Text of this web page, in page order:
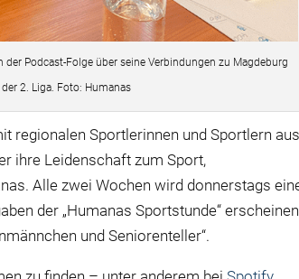
Podcast-Folge über seine Verbindungen zu Magdeburg
2. Liga. Foto: Humanas
regionalen Sportlerinnen und Sportlern aus
ihre Leidenschaft zum Sport,
Alle zwei Wochen wird donnerstags
der „Humanas Sportstunde“ erscheinen
und Seniorenteller“.